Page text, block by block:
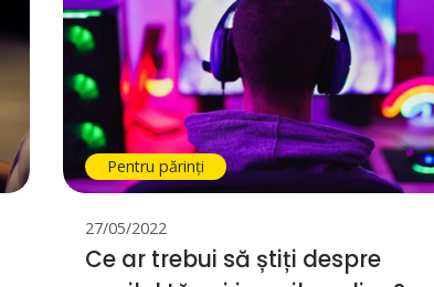
Pentru părinți
27/05/2022
Ce ar trebui să știți despre